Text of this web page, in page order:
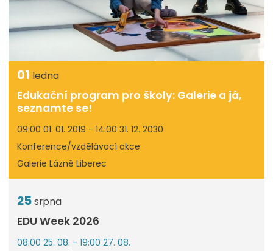
01 ledna
Edukační program pro školy: Galerie a já,
seznamte se!
09:00 01. 01. 2019 - 14:00 31. 12. 2030
Konference/vzdělávací akce
Galerie Lázně Liberec
25srpna
EDU Week 2026
08:00 25. 08. - 19:00 27. 08.